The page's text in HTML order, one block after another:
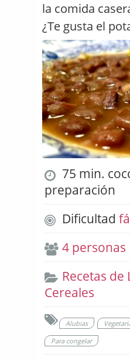
la comida
¿Te gusta el
75 min.
preparación
Dificultad
4 personas
Recetas
Cereales
Alubias
Para congelar